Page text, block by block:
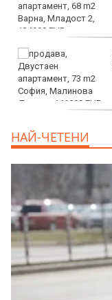
НАЙ-ЧЕТЕНИ